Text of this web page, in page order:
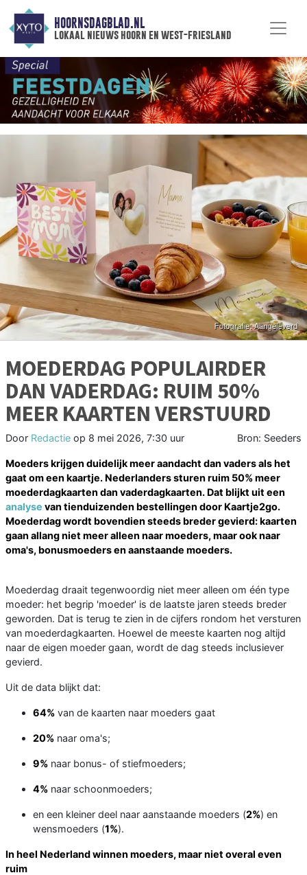
HOORNSDAGBLAD.NL
lokaal nieuws hoorn en west-friesland
MOEDERDAG POPULAIRDER
DAN VADERDAG: RUIM 50%
MEER KAARTEN VERSTUURD
Door Redactie op 8 mei 2026, 7:30 uur Bron: Seeders
Moeders krijgen duidelijk meer aandacht dan vaders als het
gaat om een kaartje. Nederlanders sturen ruim 50% meer
moederdagkaarten dan vaderdagkaarten. Dat blijkt uit een
analyse van tienduizenden bestellingen door Kaartje2go.
Moederdag wordt bovendien steeds breder gevierd: kaarten
gaan allang niet meer alleen naar moeders, maar ook naar
oma's, bonusmoeders en aanstaande moeders.
Moederdag draait tegenwoordig niet meer alleen om één type
moeder: het begrip 'moeder' is de laatste jaren steeds breder
geworden. Dat is terug te zien in de cijfers rondom het versturen
van moederdagkaarten. Hoewel de meeste kaarten nog altijd
naar de eigen moeder gaan, wordt de dag steeds inclusiever
gevierd.
Uit de data blijkt dat:
64% van de kaarten naar moeders gaat
20% naar oma's;
9% naar bonus- of stiefmoeders;
4% naar schoonmoeders;
en een kleiner deel naar aanstaande moeders (2%) en
wensmoeders (1%).
In heel Nederland winnen moeders, maar niet overal even
ruim